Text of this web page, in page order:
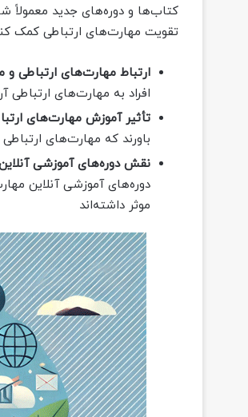
کتاب‌ها و دوره‌های جدید معمولاً
تقویت مهارت‌های ارتباطی کمک
ارتباط مهارت‌های ارتباطی
افراد به مهارت‌های ارتباطی آن‌ها بستگی
تأثیر آموزش مهارت‌های
باورند که مهارت‌های
نقش دوره‌های آموزشی
موثر داشته‌اند